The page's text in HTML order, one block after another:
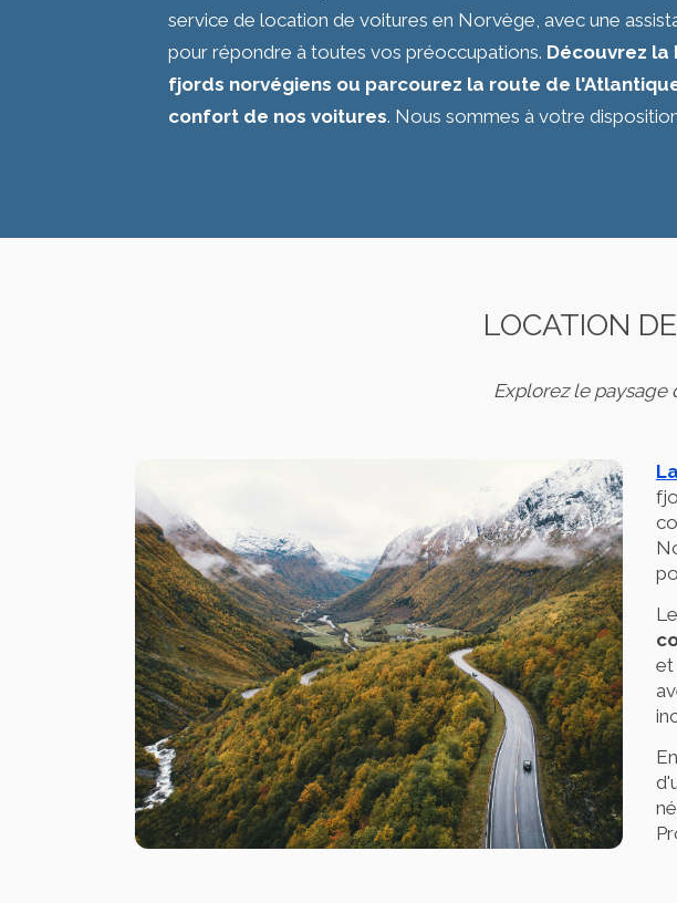
service de location de voitures en Norvège, avec une
pour répondre à toutes vos préoccupations. Découvrez la
fjords norvégiens ou parcourez la route de
confort de nos voitures. Nous sommes à votre
LOCATION
Explorez le
et